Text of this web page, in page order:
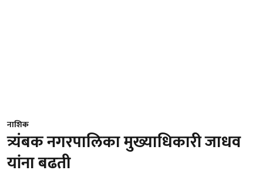
नाशिक
त्र्यंबक नगरपालिका मुख्याधिकारी जाधव
यांना बढती